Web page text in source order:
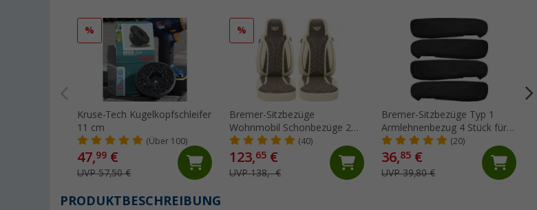
%
Kruse-Tech Kugelkopfschleifer
11 cm
(Über 100)
47,99 €
UVP 57,50 €
%
Bremer-Sitzbezüge
Wohnmobil Schonbezüge 2
Stück für Ducato / Jumper /
Boxer beige/braun
(40)
123,65 €
UVP 138,- €
Bremer-Sitzbezüge Typ 1
Armlehnenbezug 4 Stück für
Ducato / Boxer / Jumper
schwarz
(20)
36,85 €
UVP 39,80 €
PRODUKTBESCHREIBUNG